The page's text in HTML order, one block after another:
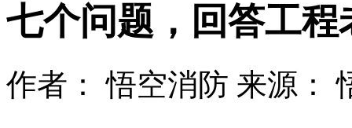
七个问题，回答工
作者： 悟空消防 来源：